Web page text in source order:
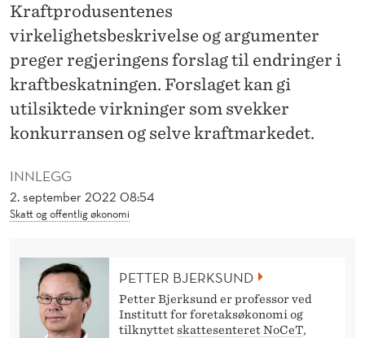
R
A
F
T
E
N
S
INNLEGG
2. september 2022 08:54
Skatt og offentlig økonomi
Kraftprodusentenes
virkelighetsbeskrivelse og argumenter
preger regjeringens forslag til endringer i
kraftbeskatningen. Forslaget kan gi
utilsiktede virkninger som svekker
konkurransen og selve kraftmarkedet.
PETTER BJERKSUND
Petter Bjerksund er professor ved
Institutt for foretaksøkonomi og
tilknyttetskattesenteret NoCeT,